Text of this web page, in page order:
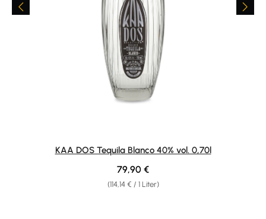
KAA DOS Tequila Blanco 40% vol. 0,70l
(114,14 € / 1 Liter)
Regulärer Preis:
79,90 €